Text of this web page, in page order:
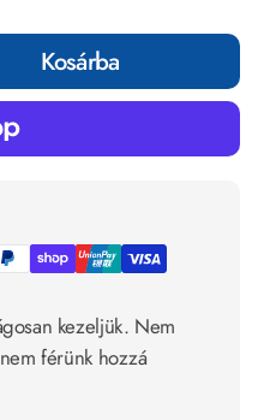
Kosárba
kezeljük. Nem
férünk hozzá